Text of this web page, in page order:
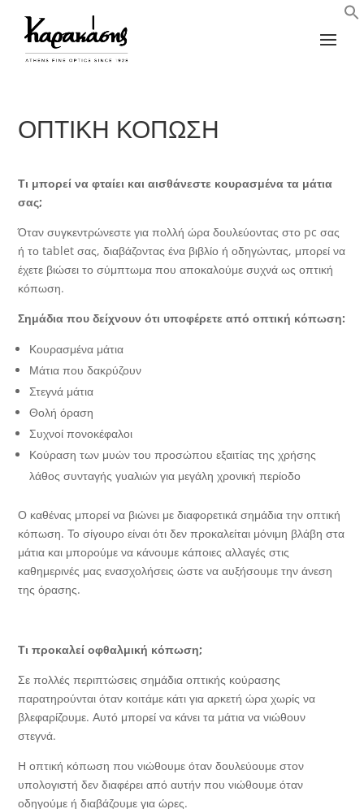
ΟΠΤΙΚΗ ΚΟΠΩΣΗ
Τι μπορεί να φταίει και αισθάνεστε κουρασμένα τα μάτια
σας;
Όταν συγκεντρώνεστε για πολλή ώρα δουλεύοντας στο pc σας
ή το tablet σας, διαβάζοντας ένα βιβλίο ή οδηγώντας, μπορεί να
έχετε βιώσει το σύμπτωμα που αποκαλούμε συχνά ως οπτική
κόπωση.
Σημάδια που δείχνουν ότι υποφέρετε από οπτική κόπωση:
Κουρασμένα μάτια
Μάτια που δακρύζουν
Στεγνά μάτια
Θολή όραση
Συχνοί πονοκέφαλοι
Κούραση των μυών του προσώπου εξαιτίας της χρήσης
λάθος συνταγής γυαλιών για μεγάλη χρονική περίοδο
Ο καθένας μπορεί να βιώνει με διαφορετικά σημάδια την οπτική
κόπωση. Το σίγουρο είναι ότι δεν προκαλείται μόνιμη βλάβη στα
μάτια και μπορούμε να κάνουμε κάποιες αλλαγές στις
καθημερινές μας ενασχολήσεις ώστε να αυξήσουμε την άνεση
της όρασης.
Τι προκαλεί οφθαλμική κόπωση;
Σε πολλές περιπτώσεις σημάδια οπτικής κούρασης
παρατηρούνται όταν κοιτάμε κάτι για αρκετή ώρα χωρίς να
βλεφαρίζουμε. Αυτό μπορεί να κάνει τα μάτια να νιώθουν
στεγνά.
Η οπτική κόπωση που νιώθουμε όταν δουλεύουμε στον
υπολογιστή δεν διαφέρει από αυτήν που νιώθουμε όταν
οδηγούμε ή διαβάζουμε για ώρες.